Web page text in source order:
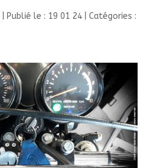
Publié le : 19 01 24 Catégories :